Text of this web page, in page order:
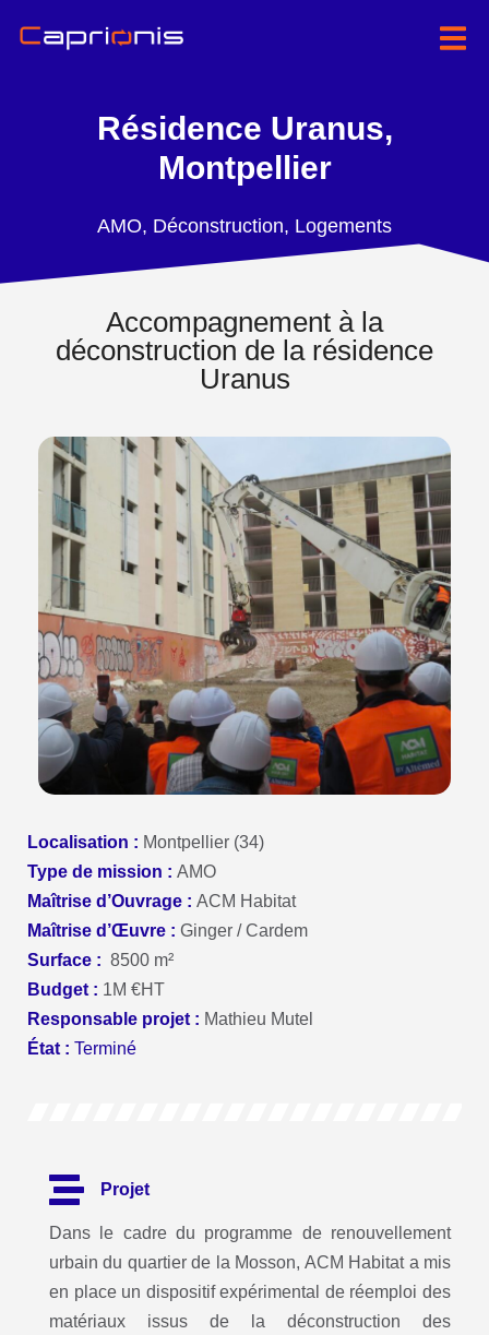
Résidence Uranus,
Montpellier
AMO, Déconstruction, Logements
Accompagnement à la
déconstruction de la résidence
Uranus
Localisation : Montpellier (34)
Type de mission : AMO
Maîtrise d’Ouvrage : ACM Habitat
Maîtrise d’Œuvre : Ginger / Cardem
Surface : 8500 m²
Budget : 1M €HT
Responsable projet : Mathieu Mutel
État : Terminé
Projet
Dans le cadre du programme de renouvellement
urbain du quartier de la Mosson, ACM Habitat a mis
en place un dispositif expérimental de réemploi des
matériaux issus de la déconstruction des